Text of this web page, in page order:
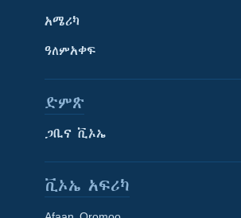
አሜሪካ
ዓለምአቀፍ
ድምጽ
ጋቢና ቪኦኤ
ቪኦኤ አፍሪካ